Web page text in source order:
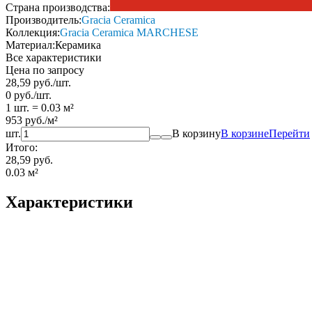
Страна производства:
Производитель:Gracia Ceramica
Коллекция:Gracia Ceramica MARCHESE
Материал:Керамика
Все характеристики
Цена по запросу
28,59 руб./шт.
0 руб./шт.
1 шт. = 0.03 м²
953 руб./м²
шт.
В корзинуВ корзинеПерейти
Итого:
28,59 руб.
0.03 м²
Характеристики